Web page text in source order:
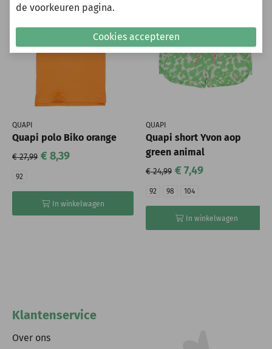
QUAPI
Quapi polo Biko orange
€ 27,99 € 8,39
92
In winkelwagen
QUAPI
Quapi short Yvon aop
green animal
€ 24,99 € 7,49
92 98 104
In winkelwagen
Klantenservice
Over ons
de voorkeuren pagina.
Cookies accepteren